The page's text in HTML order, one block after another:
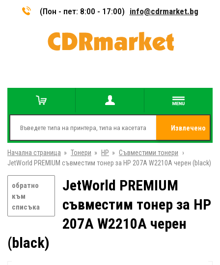
(Пон - пет: 8:00 - 17:00) info@cdrmarket.bg
Извлечено
от
Начална страница » Тонери » HP » Съвместими тонери
»
JetWorld PREMIUM съвместим тонер за HP 207A W2210A черен (black)
обратно
към
списъка
JetWorld PREMIUM
съвместим тонер за HP
207A W2210A черен
(black)